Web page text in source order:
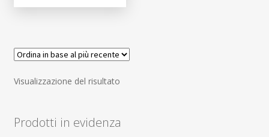
Visualizzazione del risultato
Prodotti in evidenza